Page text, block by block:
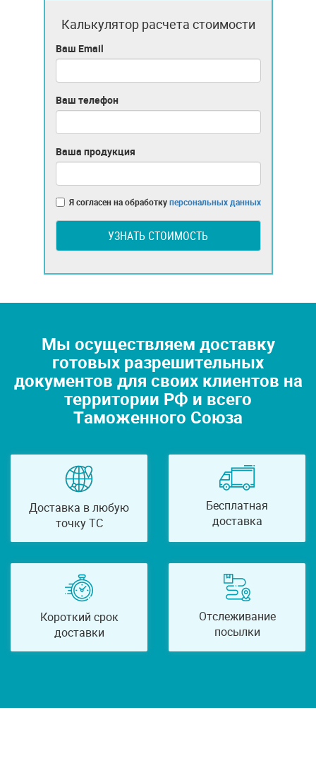
Калькулятор расчета стоимости
Ваш Email
Ваш телефон
Ваша продукция
Я согласен на обработкуперсональных данных
УЗНАТЬ СТОИМОСТЬ
Мы осуществляем доставку
готовых разрешительных
документов для своих клиентов на
территории РФ и всего
Таможенного Союза
Доставка в любую
точку ТС
Бесплатная
доставка
Короткий срок
доставки
Отслеживание
посылки